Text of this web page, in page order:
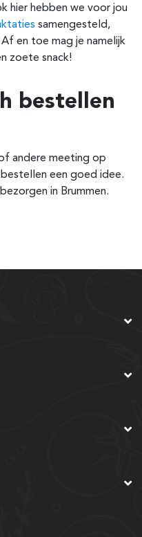
hier hebben we voor jou
samengesteld,
en toe mag je namelijk
zoete snack!
bestellen
andere meeting op
een goed idee.
in Brummen.